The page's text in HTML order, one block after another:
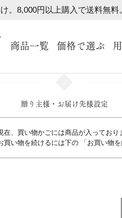
。8,000円以上購入で送料無料
商品一覧 価格で選ぶ
贈り主様・お届け先様設定
在、買い物かごには商品が入っており
買い物を続けるには下の 「お買い物